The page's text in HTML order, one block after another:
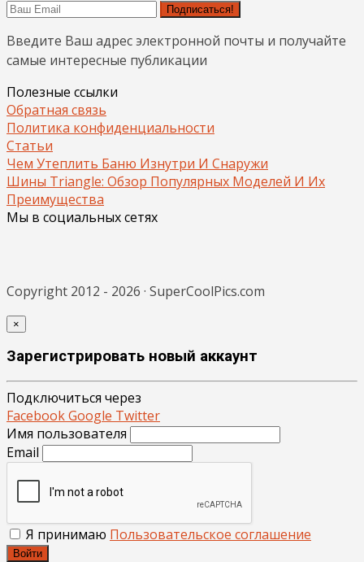
Подписаться!
Введите Ваш адрес электронной почты и получайте
самые интересные публикации
Полезные ссылки
Обратная связь
Политика конфиденциальности
Статьи
Чем Утеплить Баню Изнутри И Снаружи
Шины Triangle: Обзор Популярных Моделей И Их
Преимущества
Мы в социальных сетях
Copyright 2012 - 2026 · SuperCoolPics.com
×
Зарегистрировать новый аккаунт
Подключиться через
FacebookGoogle Twitter
Имя пользователя
Email
Я принимаю Пользовательское соглашение
Войти